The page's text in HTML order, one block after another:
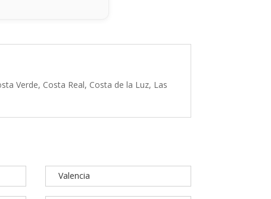
Verde, Costa Real, Costa de la Luz, Las
Valencia